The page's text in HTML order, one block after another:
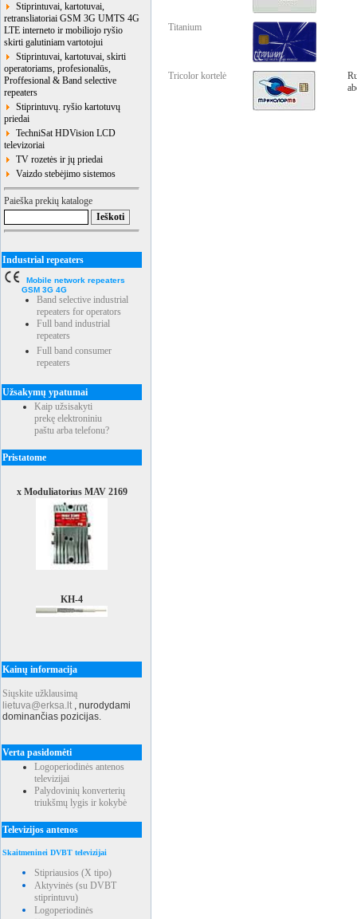
Stiprintuvai, kartotuvai,
retransliatoriai GSM 3G UMTS 4G
LTE interneto ir mobiliojo ryšio
skirti galutiniam vartotojui
Stiprintuvai, kartotuvai, skirti
operatoriams, profesionalūs,
Proffesional & Band selective
repeaters
Stiprintuvų. ryšio kartotuvų
priedai
TechniSat HDVision LCD
televizoriai
TV rozetės ir jų priedai
Vaizdo stebėjimo sistemos
Paieška prekių kataloge
Industrial repeaters
Mobile network repeaters
GSM 3G 4G
Band selective industrial
repeaters for operators
Full band industrial
repeaters
Full band consumer
repeaters
Užsakymų ypatumai
Kaip užsisakyti
prekę elektroniniu
paštu arba telefonu?
Pristatome
x Moduliatorius MAV 2169
KH-4
Kainų informacija
Siųskite užklausimą
lietuva@erksa.lt , nurodydami
dominančias pozicijas.
Verta pasidomėti
Logoperiodinės antenos
televizijai
Palydovinių konverterių
triukšmų lygis ir kokybė
Televizijos antenos
Skaitmeninei DVBT televizijai
Stipriausios (X tipo)
Aktyvinės (su DVBT
stiprintuvu)
Logoperiodinės
Titanium
Tricolor kortelė